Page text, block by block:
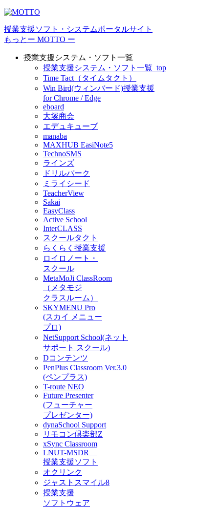
授業⽀援ソフト・システムポータルサイト
もっとー MOTTO ー
授業支援システム・ソフト一覧
授業支援システム・ソフト一覧_top
Time Tact（タイムタクト）
Win Bird(ウィンバード)授業支援
for Chrome / Edge
eboard
大塚商会
エデュキューブ
manaba
MAXHUB EasiNote5
TechnoSMS
ラインズ
ドリルパーク
ミライシード
TeacherView
Sakai
EasyClass
Active School
InterCLASS
スクールタクト
らくらく授業支援
ロイロノート・
スクール
MetaMoJi ClassRoom
（メタモジ
クラスルーム）
SKYMENU Pro
(スカイ メニュー
プロ)
NetSupport School(ネット
サポート スクール)
Dコンテンツ
PenPlus Classroom Ver.3.0
(ペンプラス)
T-route NEO
Future Presenter
(フューチャー
プレゼンター)
dynaSchool Support
リモコン倶楽部Z
xSync Classroom
LNUT-MSDR
授業支援ソフト
オクリンク
ジャストスマイル8
授業支援
ソフトウェア